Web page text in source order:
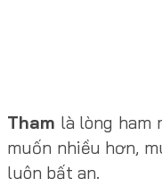
Tham là lòng ham
muốn nhiều hơn,
luôn bất an.